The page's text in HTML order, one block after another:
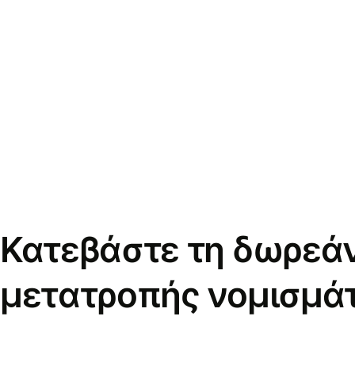
Κατεβάστε τη
μετατροπής